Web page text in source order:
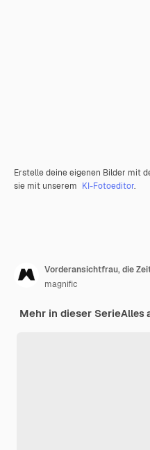
Erstelle deine eigenen Bilder mit
sie mit unserem KI-Fotoeditor.
Vorderansichtfrau, die
magnific
Mehr in dieser SerieAlles